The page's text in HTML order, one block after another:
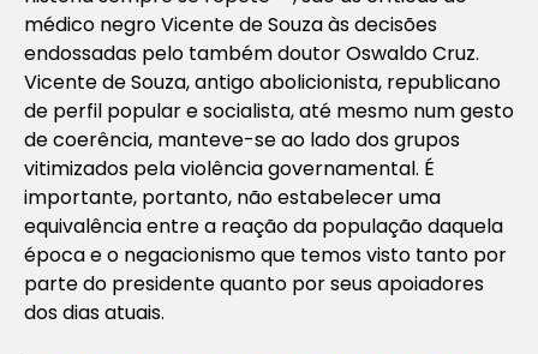
médico negro Vicente de Souza às decisões
endossadas pelo também doutor Oswaldo Cruz.
Vicente de Souza, antigo abolicionista, republicano
de perfil popular e socialista, até mesmo num gesto
de coerência, manteve-se ao lado dos grupos
vitimizados pela violência governamental. É
importante, portanto, não estabelecer uma
equivalência entre a reação da população daquela
época e o negacionismo que temos visto tanto por
parte do presidente quanto por seus apoiadores
dos dias atuais.